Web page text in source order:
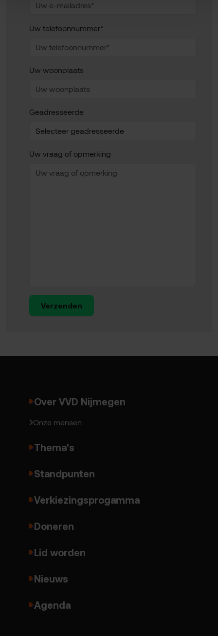
Uw telefoonnummer*
Uw woonplaats
Geadresseerde
Uw vraag of opmerking
Verzenden
Over VVD Nijmegen
Onze mensen
Thema's
Standpunten
Verkiezingsprogamma
Doneren
Lid worden
Nieuws
Agenda